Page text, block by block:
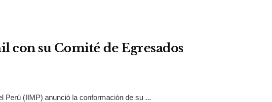
su Comité de Egresados
Perú (IIMP) anunció la conformación de su ...